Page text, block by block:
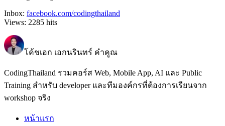
Inbox: facebook.com/codingthailand
Views: 2285 hits
โค้ชเอก เอกนรินทร์ คำคูณ
CodingThailand รวมคอร์ส Web, Mobile App, AI และ Public
Training สำหรับ developer และทีมองค์กรที่ต้องการเรียนจาก
workshop จริง
หน้าแรก